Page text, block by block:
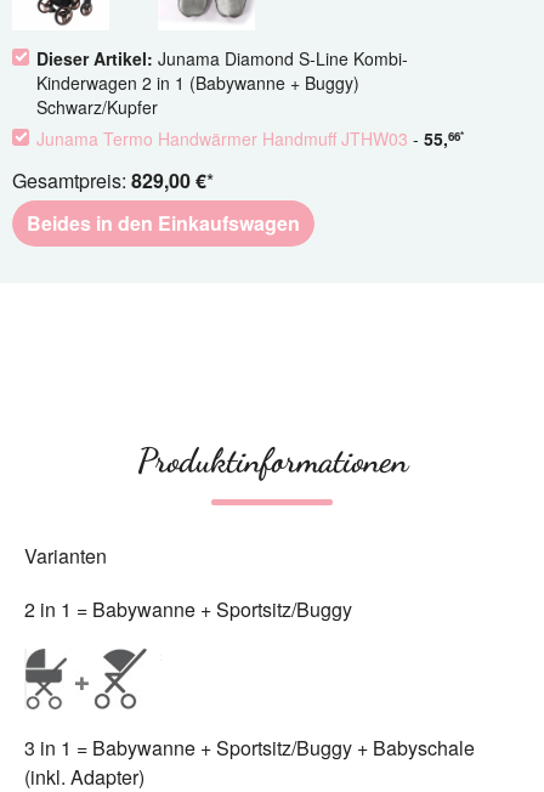
Dieser Artikel: Junama Diamond S-Line Kombi-
Kinderwagen 2 in 1 (Babywanne + Buggy)
Schwarz/Kupfer
Junama Termo Handwärmer Handmuff JTHW03 - 55,66*
Gesamtpreis: 829,00 €*
Beides in den Einkaufswagen
Produktinformationen
Varianten
2 in 1 = Babywanne + Sportsitz/Buggy
3 in 1 = Babywanne + Sportsitz/Buggy + Babyschale
(inkl. Adapter)